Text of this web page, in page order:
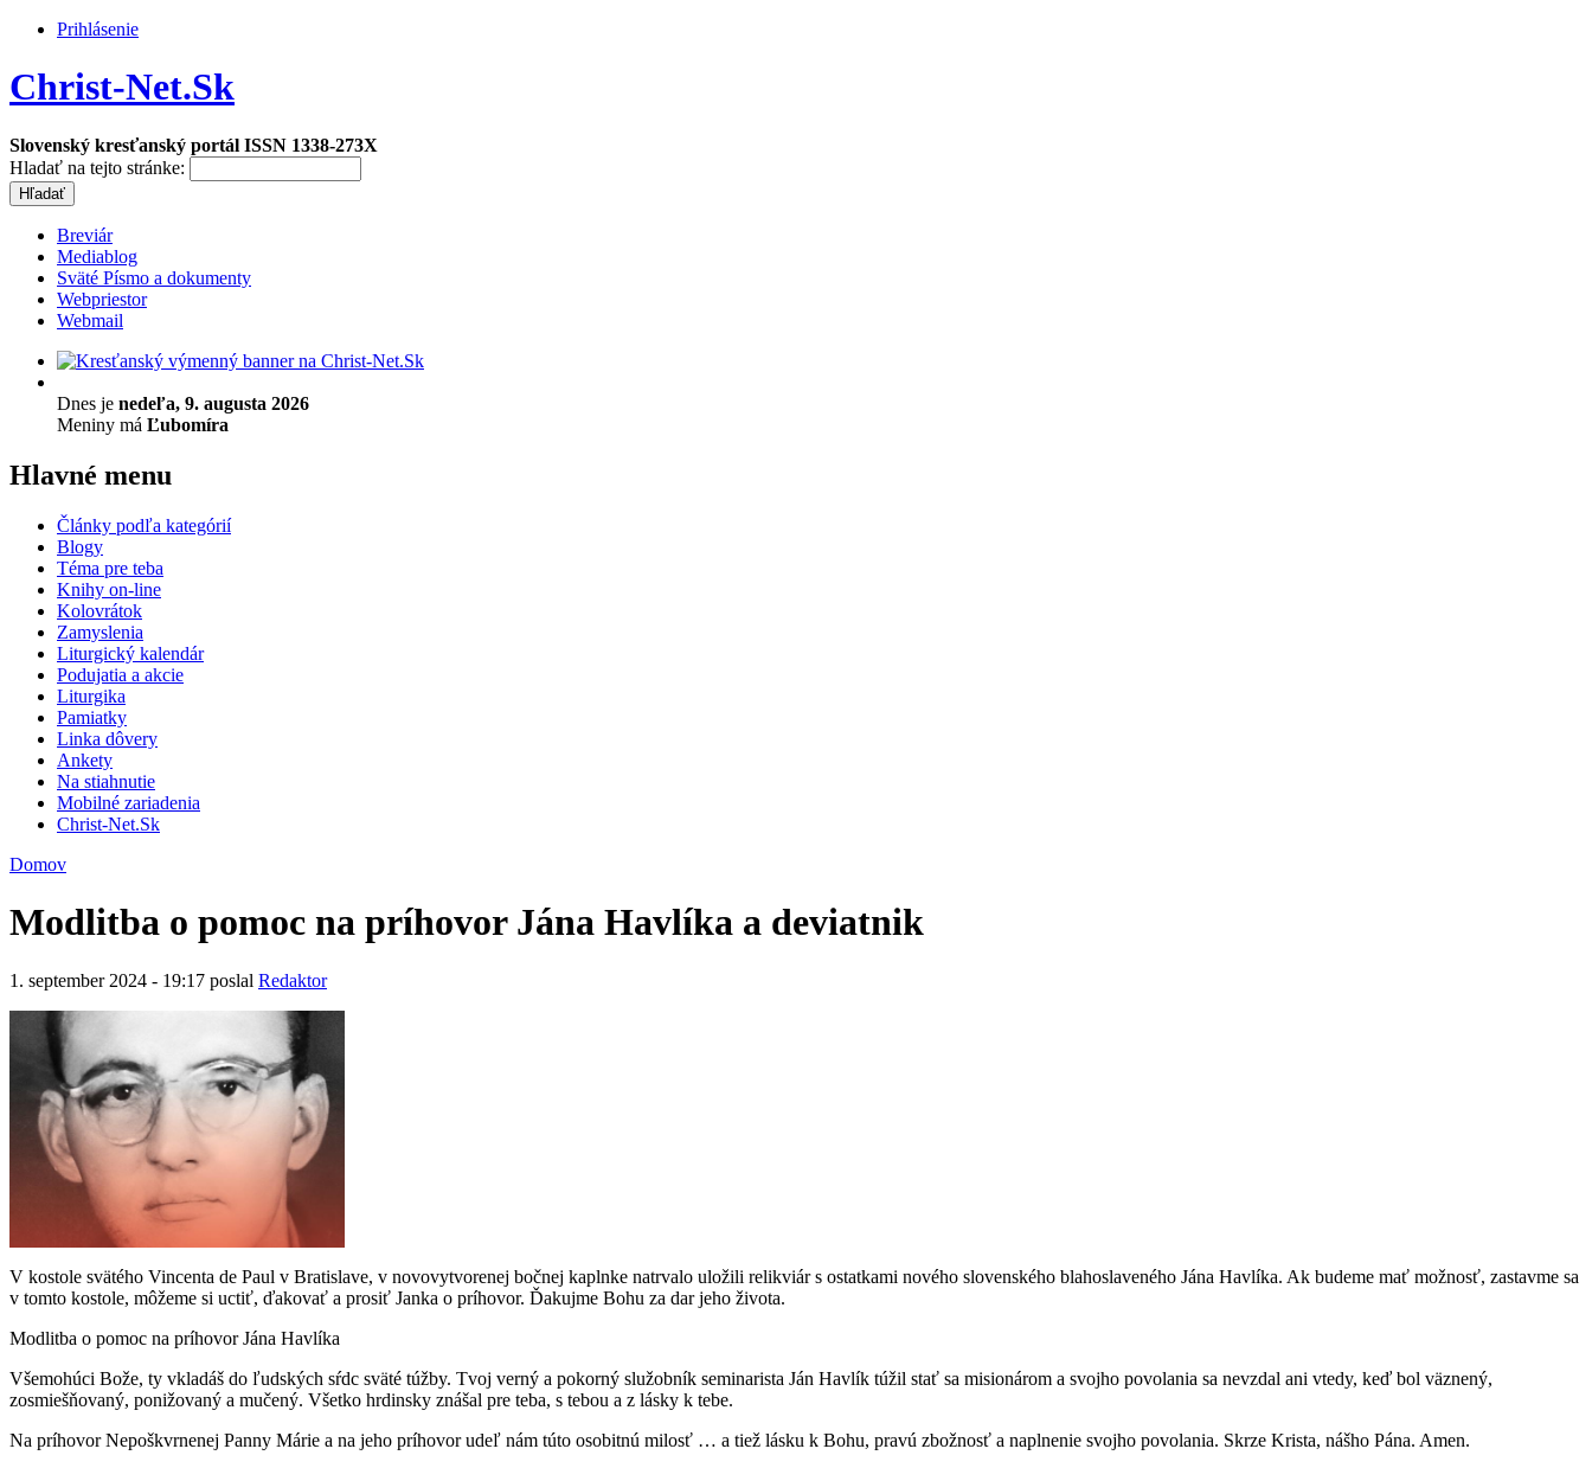
Prihlásenie
Christ-Net.Sk
Slovenský kresťanský portál ISSN 1338-273X
Hladať na tejto stránke:
Breviár
Mediablog
Sväté Písmo a dokumenty
Webpriestor
Webmail
Dnes je nedeľa, 9. augusta 2026
Meniny má Ľubomíra
Hlavné menu
Články podľa kategórií
Blogy
Téma pre teba
Knihy on-line
Kolovrátok
Zamyslenia
Liturgický kalendár
Podujatia a akcie
Liturgika
Pamiatky
Linka dôvery
Ankety
Na stiahnutie
Mobilné zariadenia
Christ-Net.Sk
Domov
Modlitba o pomoc na príhovor Jána Havlíka a deviatnik
1. september 2024 - 19:17 poslal Redaktor
V kostole svätého Vincenta de Paul v Bratislave, v novovytvorenej bočnej kaplnke natrvalo uložili relikviár s ostatkami nového slovenského blahoslaveného Jána Havlíka. Ak budeme mať možnosť, zastavme sa
v tomto kostole, môžeme si uctiť, ďakovať a prosiť Janka o príhovor. Ďakujme Bohu za dar jeho života.
Modlitba o pomoc na príhovor Jána Havlíka
Všemohúci Bože, ty vkladáš do ľudských sŕdc sväté túžby. Tvoj verný a pokorný služobník seminarista Ján Havlík túžil stať sa misionárom a svojho povolania sa nevzdal ani vtedy, keď bol väznený,
zosmiešňovaný, ponižovaný a mučený. Všetko hrdinsky znášal pre teba, s tebou a z lásky k tebe.
Na príhovor Nepoškvrnenej Panny Márie a na jeho príhovor udeľ nám túto osobitnú milosť … a tiež lásku k Bohu, pravú zbožnosť a naplnenie svojho povolania. Skrze Krista, nášho Pána. Amen.